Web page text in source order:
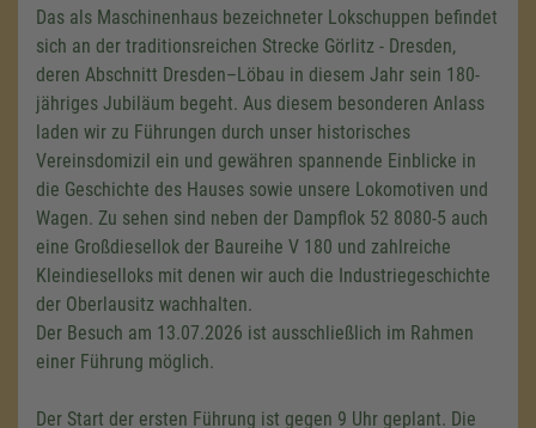
Das als Maschinenhaus bezeichneter Lokschuppen befindet
sich an der traditionsreichen Strecke Görlitz - Dresden,
deren Abschnitt Dresden–Löbau in diesem Jahr sein 180-
jähriges Jubiläum begeht. Aus diesem besonderen Anlass
laden wir zu Führungen durch unser historisches
Vereinsdomizil ein und gewähren spannende Einblicke in
die Geschichte des Hauses sowie unsere Lokomotiven und
Wagen. Zu sehen sind neben der Dampflok 52 8080-5 auch
eine Großdiesellok der Baureihe V 180 und zahlreiche
Kleindieselloks mit denen wir auch die Industriegeschichte
der Oberlausitz wachhalten.
Der Besuch am 13.07.2026 ist ausschließlich im Rahmen
einer Führung möglich.
Der Start der ersten Führung ist gegen 9 Uhr geplant. Die